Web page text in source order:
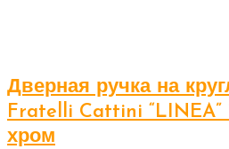
Дверная ручка на
Fratelli Cattini
хром